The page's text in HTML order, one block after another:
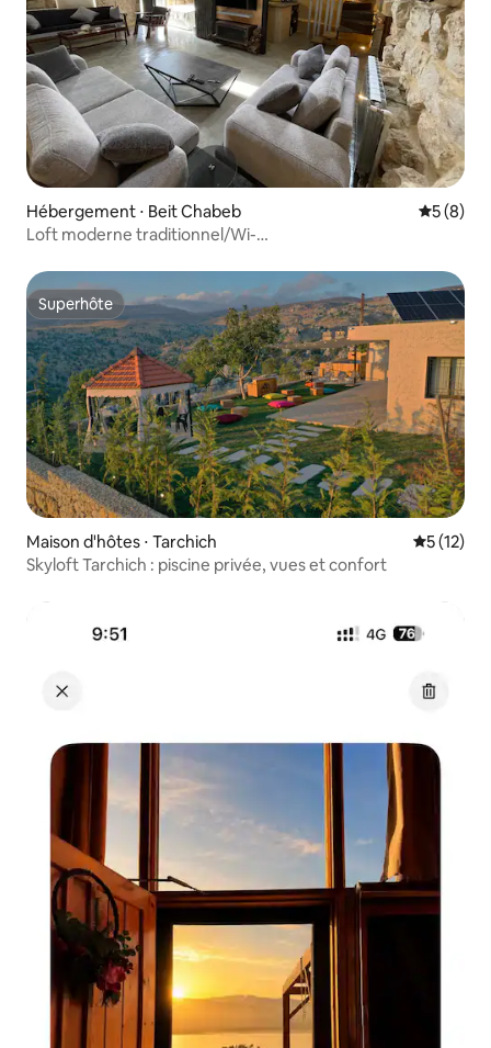
Hébergement ⋅ Beit Chabeb
5 (8)
Loft moderne traditionnel/Wi-
Superhôte
Superhôte
Maison d'hôtes ⋅ Tarchich
5 (12)
Skyloft Tarchich : piscine privée, vues et confort